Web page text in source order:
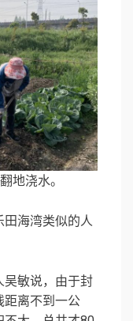
地浇水。
田海湾类似的人
吴敏说，由于封
距离不到一公